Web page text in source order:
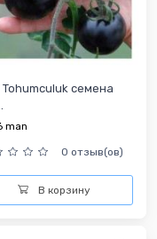
Tohumculuk семена
man
0 отзыв(ов)
В корзину